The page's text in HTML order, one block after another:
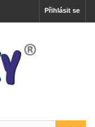
Přihlásit se